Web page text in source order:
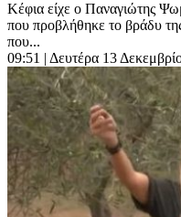
Κέφια είχε ο Παναγιώτης
που προβλήθηκε το βράδυ
που...
09:51 | Δευτέρα 13